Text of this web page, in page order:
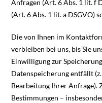
Anfragen (Art. 6 Abs. 1 lit. f
(Art. 6 Abs. 1 lit. a DSGVO)
Die von Ihnen im
verbleiben bei uns, bis Sie
Einwilligung zur
Datenspeicherung entfällt
Bearbeitung Ihrer Anfrage).
Bestimmungen –